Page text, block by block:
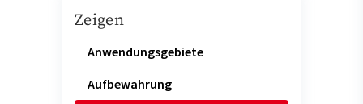
Zeigen
Anwendungsgebiete
Aufbewahrung